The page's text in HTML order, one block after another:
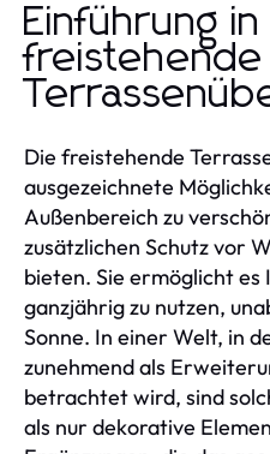
Einführung in
freistehende
Die freistehende
ausgezeichnete
Außenbereich zu
zusätzlichen Schutz vor
bieten. Sie ermöglicht es
ganzjährig zu nutzen,
Sonne. In einer Welt, in
zunehmend als
betrachtet wird, sind
als nur dekorative